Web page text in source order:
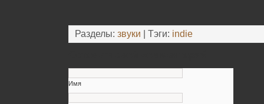
Разделы: звуки | Тэги: indie
Имя